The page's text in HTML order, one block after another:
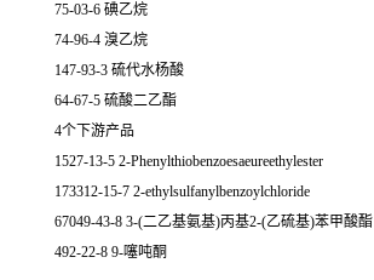
75-03-6 碘乙烷
74-96-4 溴乙烷
147-93-3 硫代水杨酸
64-67-5 硫酸二乙酯
4个下游产品
1527-13-5 2-Phenylthiobenzoesaeureethylester
173312-15-7 2-ethylsulfanylbenzoylchloride
67049-43-8 3-(二乙基氨基)丙基2-(乙硫基)苯甲酸酯
492-22-8 9-噻吨酮